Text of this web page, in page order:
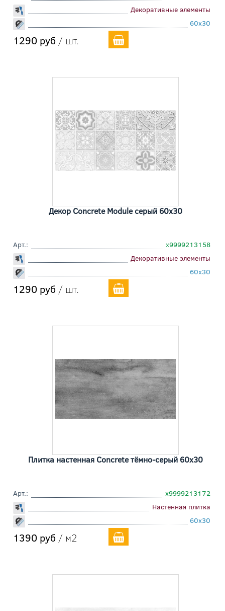
Декоративные элементы
60x30
1290 руб / шт.
Декор Concrete Module серый 60x30
Арт.:
х9999213158
Декоративные элементы
60x30
1290 руб / шт.
Плитка настенная Concrete тёмно-серый 60x30
Арт.:
х9999213172
Настенная плитка
60x30
1390 руб / м2